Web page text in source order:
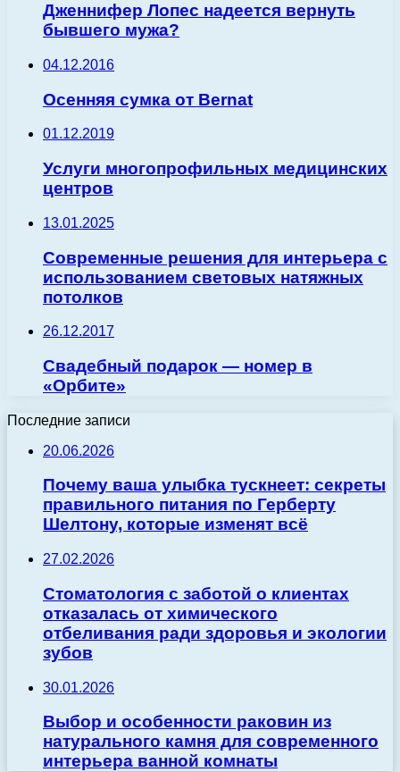
Дженнифер Лопес надеется вернуть
бывшего мужа?
04.12.2016
Осенняя сумка от Bernat
01.12.2019
Услуги многопрофильных медицинских
центров
13.01.2025
Современные решения для интерьера с
использованием световых натяжных
потолков
26.12.2017
Свадебный подарок — номер в
«Орбите»
Последние записи
20.06.2026
Почему ваша улыбка тускнеет: секреты
правильного питания по Герберту
Шелтону, которые изменят всё
27.02.2026
Стоматология с заботой о клиентах
отказалась от химического
отбеливания ради здоровья и экологии
зубов
30.01.2026
Выбор и особенности раковин из
натурального камня для современного
интерьера ванной комнаты